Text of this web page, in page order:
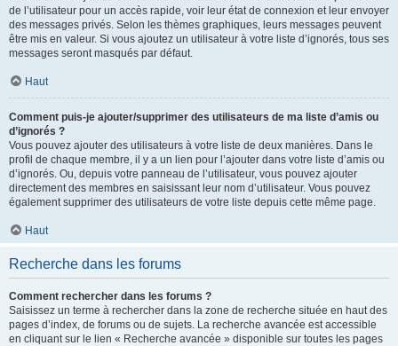
de l’utilisateur pour un accès rapide, voir leur état de connexion et leur envoyer
des messages privés. Selon les thèmes graphiques, leurs messages peuvent
être mis en valeur. Si vous ajoutez un utilisateur à votre liste d’ignorés, tous ses
messages seront masqués par défaut.
Haut
Comment puis-je ajouter/supprimer des utilisateurs de ma liste d’amis ou
d’ignorés ?
Vous pouvez ajouter des utilisateurs à votre liste de deux manières. Dans le
profil de chaque membre, il y a un lien pour l’ajouter dans votre liste d’amis ou
d’ignorés. Ou, depuis votre panneau de l’utilisateur, vous pouvez ajouter
directement des membres en saisissant leur nom d’utilisateur. Vous pouvez
également supprimer des utilisateurs de votre liste depuis cette même page.
Haut
Recherche dans les forums
Comment rechercher dans les forums ?
Saisissez un terme à rechercher dans la zone de recherche située en haut des
pages d’index, de forums ou de sujets. La recherche avancée est accessible
en cliquant sur le lien « Recherche avancée » disponible sur toutes les pages